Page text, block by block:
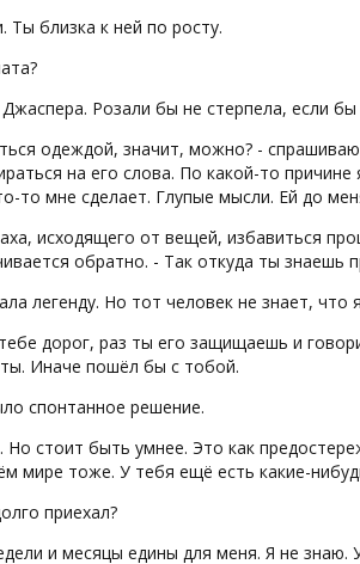
Ты близка к ней по росту.
Розали бы не стерпела, если
одеждой, значит, можно? -
на его слова. По какой-то
то мне сделает. Глупые мысли. Ей до
исходящего от вещей, избавиться
обратно. - Так откуда ты знаешь
легенду. Но тот человек не знает, что
дорог, раз ты его защищаешь и
Иначе пошёл бы с тобой.
спонтанное решение.
Но стоит быть умнее. Это как
мире тоже. У тебя ещё есть какие-
приехал?
и месяцы едины для меня. Я не знаю.